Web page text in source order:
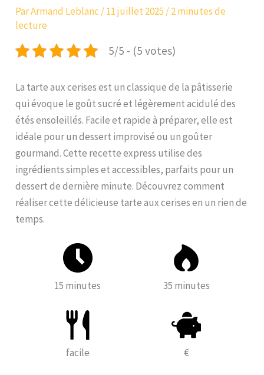
ParArmand Leblanc /11 juillet 2025 /2 minutes de
lecture
5/5 - (5 votes)
La tarte aux cerises est un classique de la pâtisserie
qui évoque le goût sucré et légèrement acidulé des
étés ensoleillés. Facile et rapide à préparer, elle est
idéale pour un dessert improvisé ou un goûter
gourmand. Cette recette express utilise des
ingrédients simples et accessibles, parfaits pour un
dessert de dernière minute. Découvrez comment
réaliser cette délicieuse tarte aux cerises en un rien de
temps.
15 minutes 35 minutes
facile €